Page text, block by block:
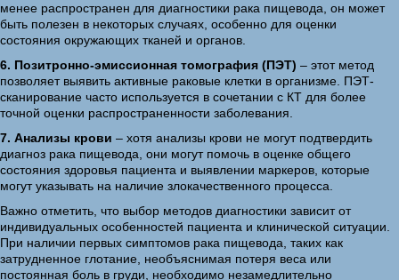
менее распространен для диагностики рака пищевода, он может
быть полезен в некоторых случаях, особенно для оценки
состояния окружающих тканей и органов.
6. Позитронно-эмиссионная томография (ПЭТ) – этот метод
позволяет выявить активные раковые клетки в организме. ПЭТ-
сканирование часто используется в сочетании с КТ для более
точной оценки распространенности заболевания.
7. Анализы крови – хотя анализы крови не могут подтвердить
диагноз рака пищевода, они могут помочь в оценке общего
состояния здоровья пациента и выявлении маркеров, которые
могут указывать на наличие злокачественного процесса.
Важно отметить, что выбор методов диагностики зависит от
индивидуальных особенностей пациента и клинической ситуации.
При наличии первых симптомов рака пищевода, таких как
затрудненное глотание, необъяснимая потеря веса или
постоянная боль в груди, необходимо незамедлительно